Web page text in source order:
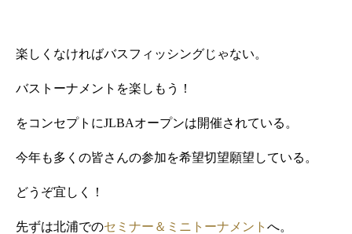
楽しくなければバスフィッシングじゃない。
バストーナメントを楽しもう！
をコンセプトにJLBAオープンは開催されている。
今年も多くの皆さんの参加を希望切望願望している。
どうぞ宜しく！
先ずは北浦でのセミナー＆ミニトーナメント へ。